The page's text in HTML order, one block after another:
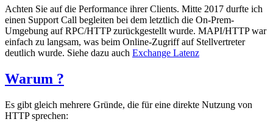
Achten Sie auf die Performance ihrer Clients. Mitte 2017 durfte ich
einen Support Call begleiten bei dem letztlich die On-Prem-
Umgebung auf RPC/HTTP zurückgestellt wurde. MAPI/HTTP war
einfach zu langsam, was beim Online-Zugriff auf Stellvertreter
deutlich wurde. Siehe dazu auch Exchange Latenz
Warum ?
Es gibt gleich mehrere Gründe, die für eine direkte Nutzung von
HTTP sprechen: